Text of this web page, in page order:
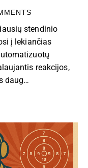
stendinio
į lekiančias
reakcijos,
daug…